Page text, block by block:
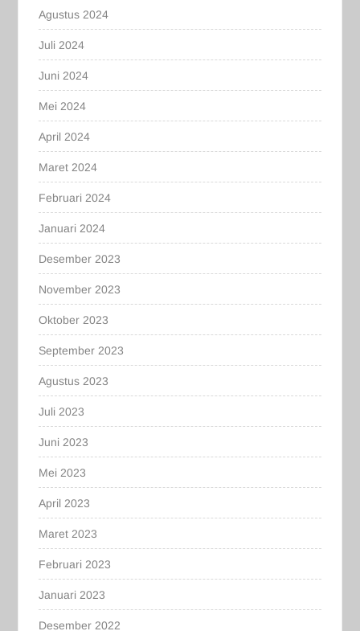
Agustus 2024
Juli 2024
Juni 2024
Mei 2024
April 2024
Maret 2024
Februari 2024
Januari 2024
Desember 2023
November 2023
Oktober 2023
September 2023
Agustus 2023
Juli 2023
Juni 2023
Mei 2023
April 2023
Maret 2023
Februari 2023
Januari 2023
Desember 2022